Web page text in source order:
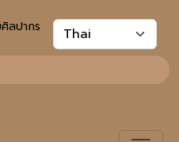
ลปากร